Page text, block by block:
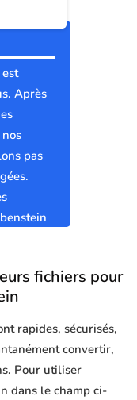
Après
pas
fichiers pour
rapides, sécurisés,
convertir,
Pour utiliser
dans le champ ci-